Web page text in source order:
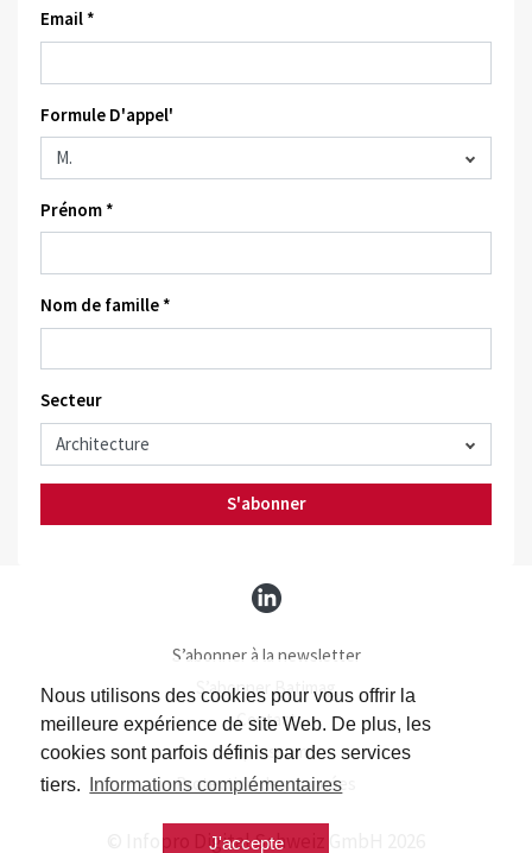
Nous utilisons des cookies pour vous offrir la
meilleure expérience de site Web. De plus, les
cookies sont parfois définis par des services
tiers.
Informations complémentaires
J'accepte
Email *
Formule D'appel'
Prénom *
Nom de famille *
Secteur
S'abonner
S’abonner à la newsletter
S’abonner Batimag
Contact
Impressum
Protection des données
© Infopro Digital Schweiz GmbH 2026